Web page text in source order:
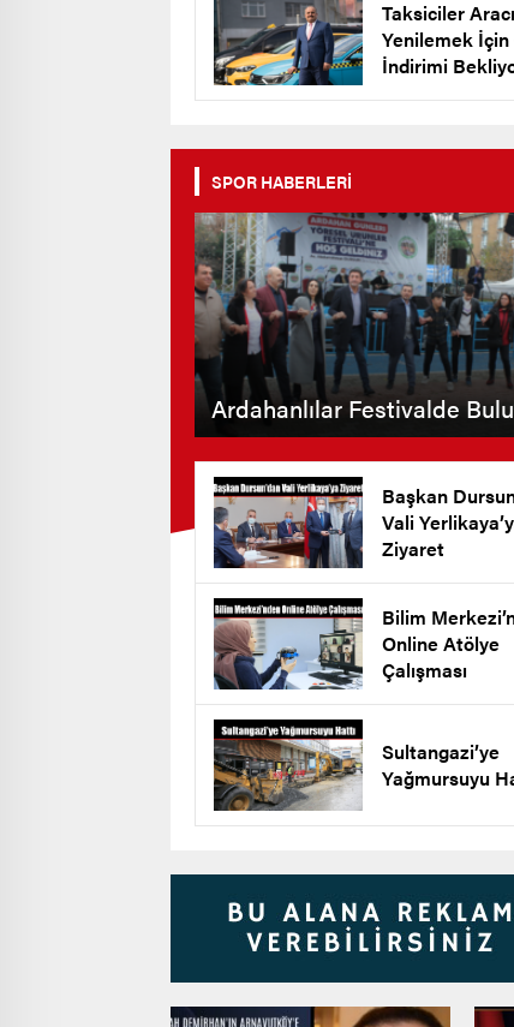
Taksiciler
Yenilemek İçin
İndirimi
SPOR HABERLERİ
Ardahanlılar Festivalde
Başkan
Vali
Ziyaret
Bilim
Online Atölye
Çalışması
Sultangazi’ye
Yağmursuyu